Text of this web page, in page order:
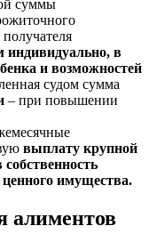
суммы
индивидуально, в
и возможностей
судом сумма
– при повышении
выплату крупной
ценного имущества.
алиментов